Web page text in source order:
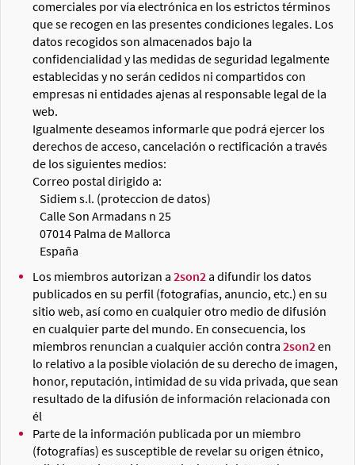
comerciales por vía electrónica en los estrictos términos
que se recogen en las presentes condiciones legales. Los
datos recogidos son almacenados bajo la
confidencialidad y las medidas de seguridad legalmente
establecidas y no serán cedidos ni compartidos con
empresas ni entidades ajenas al responsable legal de la
web.
Igualmente deseamos informarle que podrá ejercer los
derechos de acceso, cancelación o rectificación a través
de los siguientes medios:
Correo postal dirigido a:
Sidiem s.l. (proteccion de datos)
Calle Son Armadans n 25
07014 Palma de Mallorca
España
Los miembros autorizan a 2son2 a difundir los datos
publicados en su perfil (fotografías, anuncio, etc.) en su
sitio web, así como en cualquier otro medio de difusión
en cualquier parte del mundo. En consecuencia, los
miembros renuncian a cualquier acción contra 2son2 en
lo relativo a la posible violación de su derecho de imagen,
honor, reputación, intimidad de su vida privada, que sean
resultado de la difusión de información relacionada con
él
Parte de la información publicada por un miembro
(fotografías) es susceptible de revelar su origen étnico,